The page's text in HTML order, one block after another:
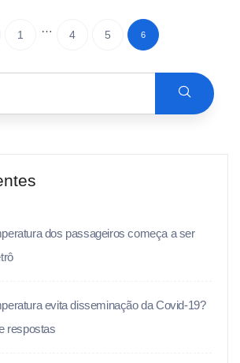
1 … 4 5 6
dos passageiros começa a ser
evita disseminação da Covid-19?
respostas